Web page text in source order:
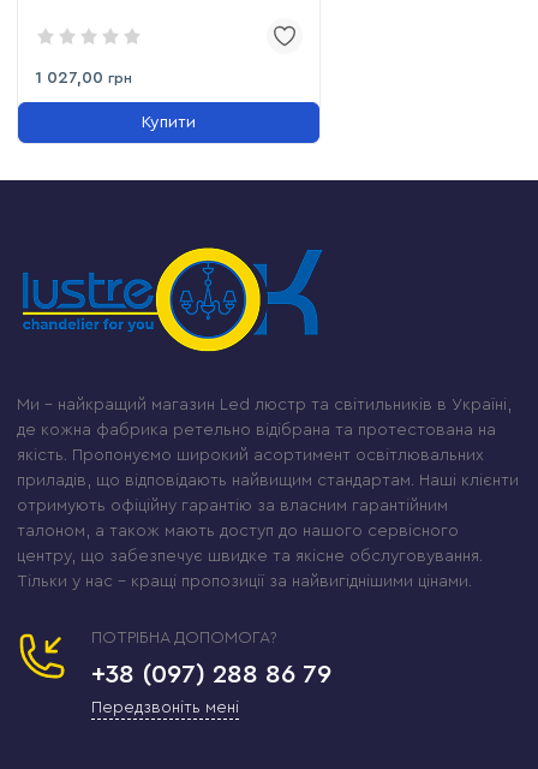
1 027,00 грн
Купити
Ми – найкращий магазин Led люстр та світильників в Україні,
де кожна фабрика ретельно відібрана та протестована на
якість. Пропонуємо широкий асортимент освітлювальних
приладів, що відповідають найвищим стандартам. Наші клієнти
отримують офіційну гарантію за власним гарантійним
талоном, а також мають доступ до нашого сервісного
центру, що забезпечує швидке та якісне обслуговування.
Тільки у нас – кращі пропозиції за найвигіднішими цінами.
ПОТРІБНА ДОПОМОГА?
+38 (097) 288 86 79
Передзвоніть мені